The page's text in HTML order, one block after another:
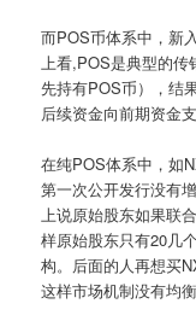
而POS币体系中，新
上看,POS是典型的传
先持有POS币），结
后续资金向前期资金
在纯POS体系中，如
第一次公开发行没有
上说原始股东如果联
样原始股东只有20几
构。后面的人再想买
这样市场机制没有均